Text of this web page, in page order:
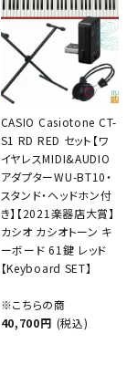
CASIO Casiotone CT-
S1 RD RED セット【ワ
イヤレスMIDI&AUDIO
アダプターWU-BT10・
スタンド・ヘッドホン付
き】【2021楽器店大賞】
カシオ カシオトーン キ
ーボード 61鍵 レッド
【Keyboard SET】
※こちらの商
40,700円 (税込)